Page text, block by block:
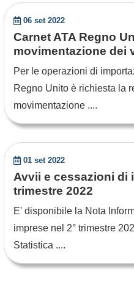
06 set 2022
Carnet ATA Regno
movimentazione dei
Per le operazioni di
Regno Unito è richiesta la
movimentazione ....
01 set 2022
Avvii e cessazioni di
trimestre 2022
E' disponibile la Nota
imprese nel 2° trimestre
Statistica ....